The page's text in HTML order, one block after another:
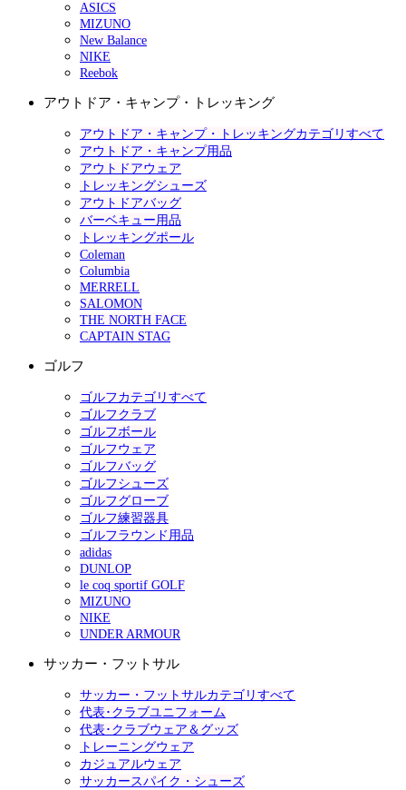
ASICS
MIZUNO
New Balance
NIKE
Reebok
アウトドア・キャンプ・トレッキング
アウトドア・キャンプ・トレッキングカテゴリすべて
アウトドア・キャンプ用品
アウトドアウェア
トレッキングシューズ
アウトドアバッグ
バーベキュー用品
トレッキングポール
Coleman
Columbia
MERRELL
SALOMON
THE NORTH FACE
CAPTAIN STAG
ゴルフ
ゴルフカテゴリすべて
ゴルフクラブ
ゴルフボール
ゴルフウェア
ゴルフバッグ
ゴルフシューズ
ゴルフグローブ
ゴルフ練習器具
ゴルフラウンド用品
adidas
DUNLOP
le coq sportif GOLF
MIZUNO
NIKE
UNDER ARMOUR
サッカー・フットサル
サッカー・フットサルカテゴリすべて
代表･クラブユニフォーム
代表･クラブウェア＆グッズ
トレーニングウェア
カジュアルウェア
サッカースパイク・シューズ